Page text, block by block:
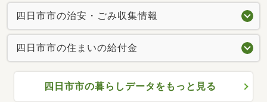
四日市市の治安・ごみ収集情報
四日市市の住まいの給付金
四日市市の暮らしデータをもっと見る